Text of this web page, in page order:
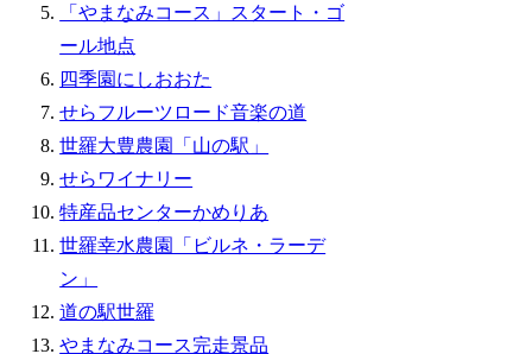
「やまなみコース」スタート・ゴ
ール地点
四季園にしおおた
せらフルーツロード音楽の道
世羅大豊農園「山の駅」
せらワイナリー
特産品センターかめりあ
世羅幸水農園「ビルネ・ラーデ
ン」
道の駅世羅
やまなみコース完走景品